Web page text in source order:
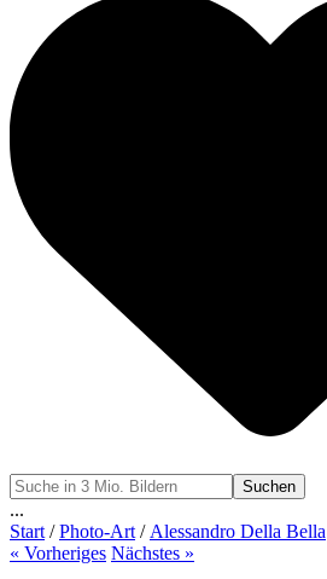
Suchen
...
Start/Photo-Art/Alessandro Della Bella
« Vorheriges Nächstes »